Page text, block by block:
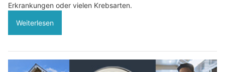
Erkrankungen oder vielen Krebsarten.
Weiterlesen